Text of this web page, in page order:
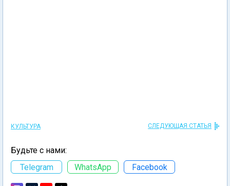
КУЛЬТУРА СЛЕДУЮЩАЯ СТАТЬЯ
Будьте с нами:
Telegram
WhatsApp Facebook